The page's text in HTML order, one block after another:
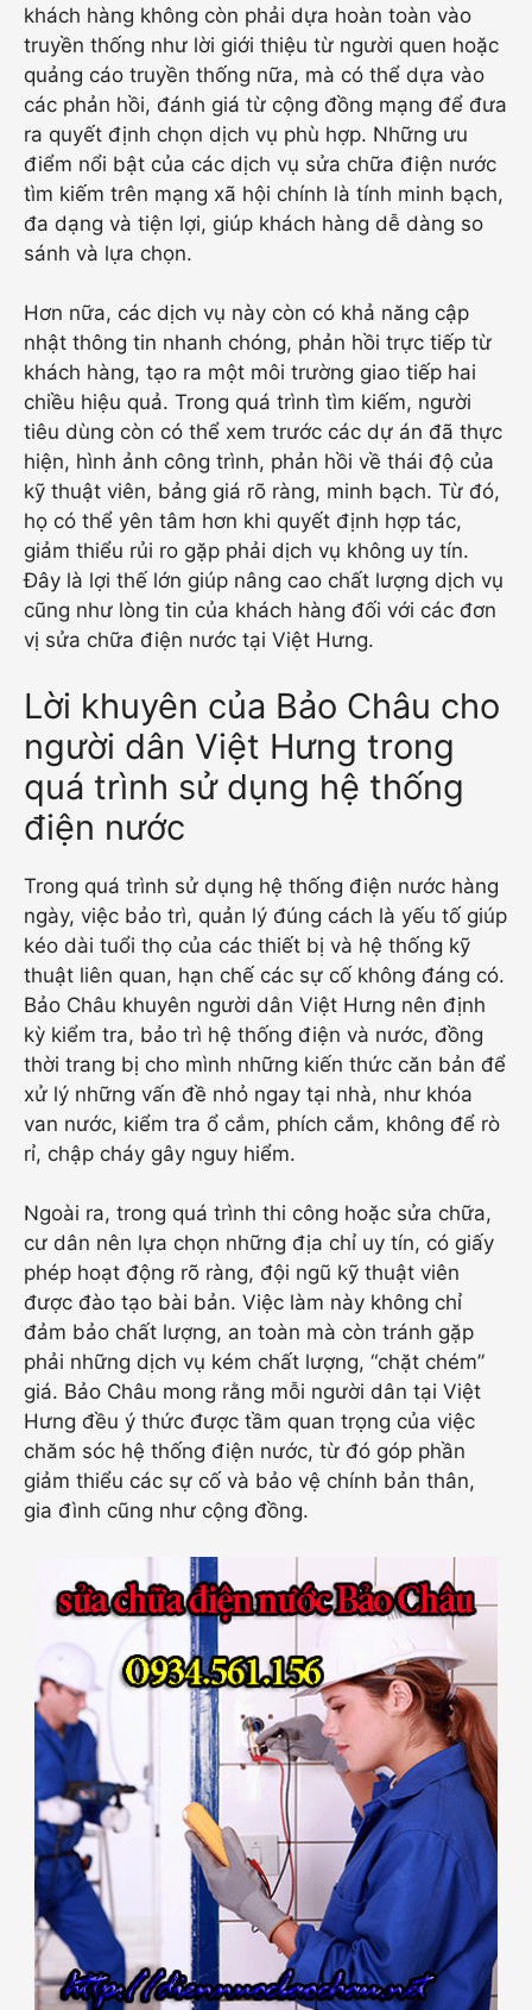
khách hàng không còn phải dựa hoàn toàn vào
truyền thống như lời giới thiệu từ người quen hoặc
quảng cáo truyền thống nữa, mà có thể dựa vào
các phản hồi, đánh giá từ cộng đồng mạng để đưa
ra quyết định chọn dịch vụ phù hợp. Những ưu
điểm nổi bật của các dịch vụ sửa chữa điện nước
tìm kiếm trên mạng xã hội chính là tính minh bạch,
đa dạng và tiện lợi, giúp khách hàng dễ dàng so
sánh và lựa chọn.
Hơn nữa, các dịch vụ này còn có khả năng cập
nhật thông tin nhanh chóng, phản hồi trực tiếp từ
khách hàng, tạo ra một môi trường giao tiếp hai
chiều hiệu quả. Trong quá trình tìm kiếm, người
tiêu dùng còn có thể xem trước các dự án đã thực
hiện, hình ảnh công trình, phản hồi về thái độ của
kỹ thuật viên, bảng giá rõ ràng, minh bạch. Từ đó,
họ có thể yên tâm hơn khi quyết định hợp tác,
giảm thiểu rủi ro gặp phải dịch vụ không uy tín.
Đây là lợi thế lớn giúp nâng cao chất lượng dịch vụ
cũng như lòng tin của khách hàng đối với các đơn
vị sửa chữa điện nước tại Việt Hưng.
Lời khuyên của Bảo Châu cho
người dân Việt Hưng trong
quá trình sử dụng hệ thống
điện nước
Trong quá trình sử dụng hệ thống điện nước hàng
ngày, việc bảo trì, quản lý đúng cách là yếu tố giúp
kéo dài tuổi thọ của các thiết bị và hệ thống kỹ
thuật liên quan, hạn chế các sự cố không đáng có.
Bảo Châu khuyên người dân Việt Hưng nên định
kỳ kiểm tra, bảo trì hệ thống điện và nước, đồng
thời trang bị cho mình những kiến thức căn bản để
xử lý những vấn đề nhỏ ngay tại nhà, như khóa
van nước, kiểm tra ổ cắm, phích cắm, không để rò
rỉ, chập cháy gây nguy hiểm.
Ngoài ra, trong quá trình thi công hoặc sửa chữa,
cư dân nên lựa chọn những địa chỉ uy tín, có giấy
phép hoạt động rõ ràng, đội ngũ kỹ thuật viên
được đào tạo bài bản. Việc làm này không chỉ
đảm bảo chất lượng, an toàn mà còn tránh gặp
phải những dịch vụ kém chất lượng, “chặt chém”
giá. Bảo Châu mong rằng mỗi người dân tại Việt
Hưng đều ý thức được tầm quan trọng của việc
chăm sóc hệ thống điện nước, từ đó góp phần
giảm thiểu các sự cố và bảo vệ chính bản thân,
gia đình cũng như cộng đồng.